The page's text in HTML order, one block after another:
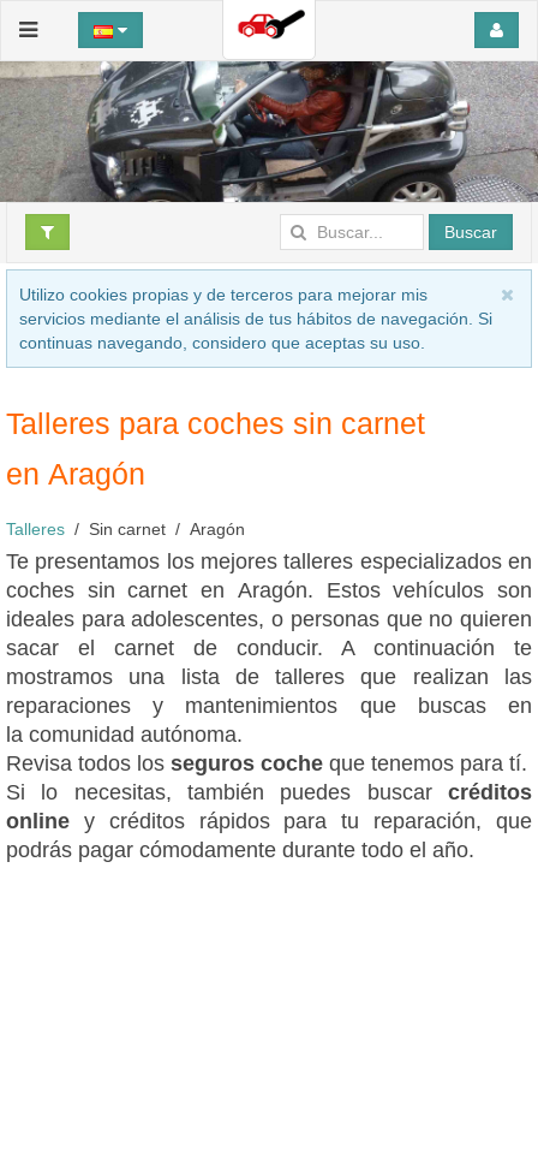
Buscar
Utilizo cookies propias y de terceros para mejorar mis
servicios mediante el análisis de tus hábitos de navegación. Si
continuas navegando, considero que aceptas su uso.
Talleres para coches sin carnet
en Aragón
Talleres Sin carnet Aragón
Te presentamos los mejores talleres especializados en
coches sin carnet en Aragón. Estos vehículos son
ideales para adolescentes, o personas que no quieren
sacar el carnet de conducir. A continuación te
mostramos una lista de talleres que realizan las
reparaciones y mantenimientos que buscas en
la comunidad autónoma.
Revisa todos los seguros coche que tenemos para tí.
Si lo necesitas, también puedes buscar créditos
online y créditos rápidos para tu reparación, que
podrás pagar cómodamente durante todo el año.